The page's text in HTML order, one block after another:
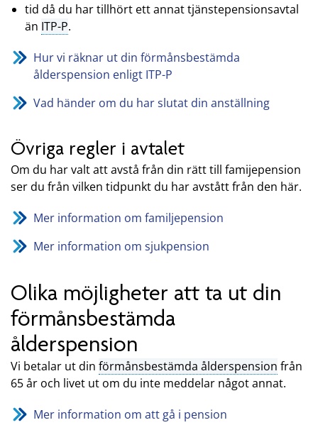
tid då du har tillhört ett annat tjänstepensionsavtal
än ITP-P.
Hur vi räknar ut din förmånsbestämda
ålderspension enligt ITP-P
Vad händer om du har slutat din anställning
Övriga regler i avtalet
Om du har valt att avstå från din rätt till famijepension
ser du från vilken tidpunkt du har avstått från den här.
Mer information om familjepension
Mer information om sjukpension
Olika möjligheter att ta ut din
förmånsbestämda
ålderspension
Vi betalar ut din förmånsbestämda ålderspension från
65 år och livet ut om du inte meddelar något annat.
Mer information om att gå i pension